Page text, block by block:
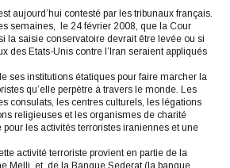
aujourd’hui contesté par les tribunaux français.
semaines, le 24 février 2008, que la Cour
la saisie conservatoire devrait être levée ou si
des Etats-Unis contre l’Iran seraient appliqués
ses institutions étatiques pour faire marcher la
qu’elle perpètre à travers le monde. Les
consulats, les centres culturels, les légations
religieuses et les organismes de charité
les activités terroristes iraniennes et une
activité terroriste provient en partie de la